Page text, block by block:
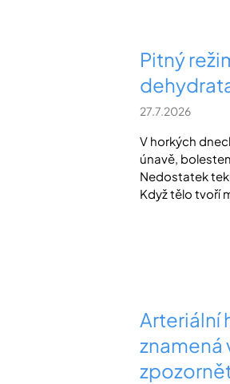
Pitný
27.7.2026
V horkých
únavě,
Nedostatek
Když tělo tvoří
Arteriální
znamená